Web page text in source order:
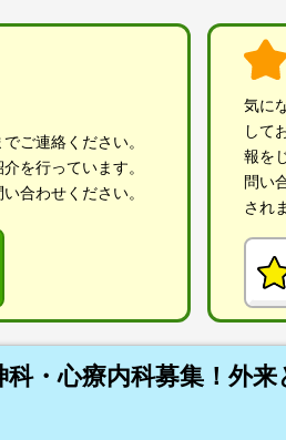
ご連絡ください。
を行っています。
合わせください。
気に
して
報を
問い
され
・心療内科募集！外